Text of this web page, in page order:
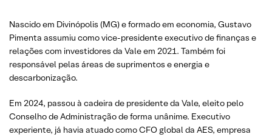
Nascido em Divinópolis (MG) e formado em economia, Gustavo
Pimenta assumiu como vice-presidente executivo de finanças e
relações com investidores da Vale em 2021. Também foi
responsável pelas áreas de suprimentos e energia e
descarbonização.
Em 2024, passou à cadeira de presidente da Vale, eleito pelo
Conselho de Administração de forma unânime. Executivo
experiente, já havia atuado como CFO global da AES, empresa